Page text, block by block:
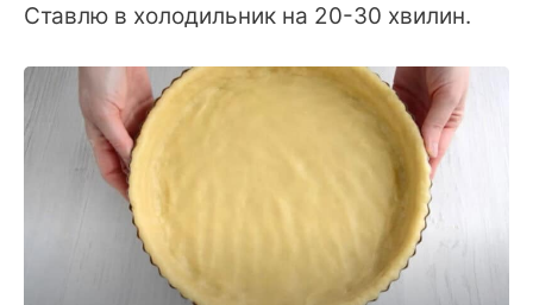
Ставлю в холодильник на 20-30 хвилин.